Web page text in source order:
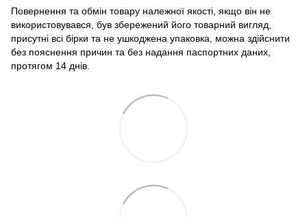
Повернення та обмін товару належної якості, якщо він не
використовувався, був збережений його товарний вигляд,
присутні всі бірки та не ушкоджена упаковка, можна здійснити
без пояснення причин та без надання паспортних даних,
протягом 14 днів.